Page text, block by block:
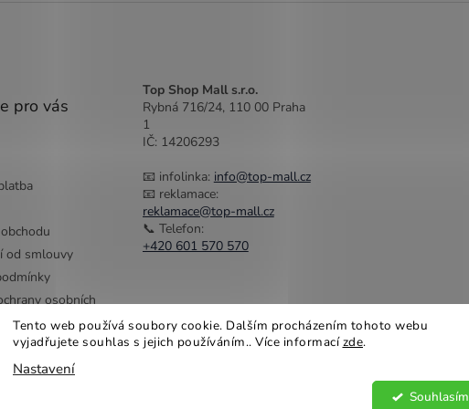
Tento web používá soubory cookie. Dalším procházením tohoto webu
vyjadřujete souhlas s jejich používáním.. Více informacízde.
Nastavení
Souhlasím
pro vás
od smlouvy
osobních
Top Shop Mall s.r.o.
Rybná 716/24, 110 00 Praha
1
IČ: 14206293
📧 infolinka: info@top-mall.cz
📧 reklamace:
reklamace@top-mall.cz
📞 Telefon:
+420 601 570 570
práva vyhrazena.